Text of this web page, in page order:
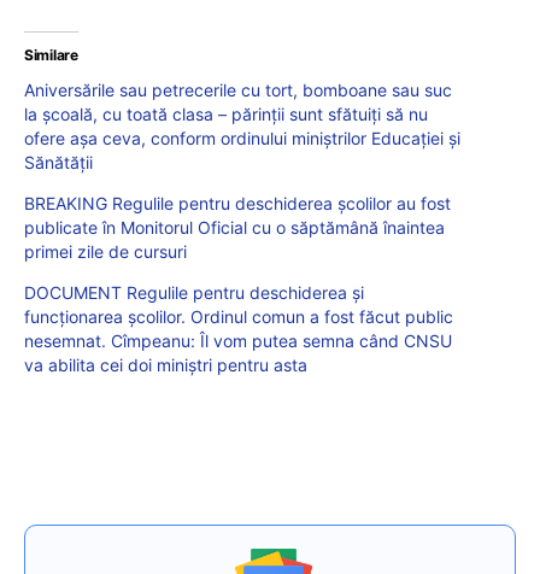
Similare
Aniversările sau petrecerile cu tort, bomboane sau suc
la școală, cu toată clasa – părinții sunt sfătuiți să nu
ofere așa ceva, conform ordinului miniștrilor Educației și
Sănătății
BREAKING Regulile pentru deschiderea școlilor au fost
publicate în Monitorul Oficial cu o săptămână înaintea
primei zile de cursuri
DOCUMENT Regulile pentru deschiderea și
funcționarea școlilor. Ordinul comun a fost făcut public
nesemnat. Cîmpeanu: Îl vom putea semna când CNSU
va abilita cei doi miniștri pentru asta